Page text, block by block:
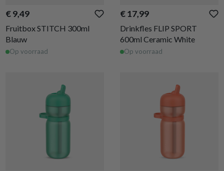
€ 9,49
Fruitbox STITCH 300ml
Blauw
Op voorraad
€ 17,99
Drinkfles FLIP SPORT
600ml Ceramic White
Op voorraad